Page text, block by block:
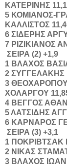
ΚΑΤΕΡΙΝΗΣ
5 ΚΟΜΙΑΝΟΣ-
ΚΑΛΛΙΣΤΟΣ
6 ΣΙΔΕΡΗΣ
7 ΡΙΖΙΚΙΑΝΟΣ
ΣΕΙΡΑ (2) +1,9
1 ΒΛΑΧΟΣ
2 ΣΥΓΓΕΛΑΚΗΣ
3
ΧΟΛΑΡΓΟΥ
4 ΒΕΓΓΟΣ
5ΛΑΤΣΙΔΗΣ
6 ΚΑΡΝΑΡΟΣ
ΣΕΙΡΑ (3) +3,1
1 ΠΟΚΡΙΒΤΣΑΚ
2 ΝΙΚΑΣ
3 ΒΛΑΧΟΣ